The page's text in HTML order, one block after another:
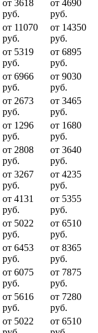
от 3618
руб.
от 4690
руб.
от 11070
руб.
от 14350
руб.
от 5319
руб.
от 6895
руб.
от 6966
руб.
от 9030
руб.
от 2673
руб.
от 3465
руб.
от 1296
руб.
от 1680
руб.
от 2808
руб.
от 3640
руб.
от 3267
руб.
от 4235
руб.
от 4131
руб.
от 5355
руб.
от 5022
руб.
от 6510
руб.
от 6453
руб.
от 8365
руб.
от 6075
руб.
от 7875
руб.
от 5616
руб.
от 7280
руб.
от 5022
от 6510